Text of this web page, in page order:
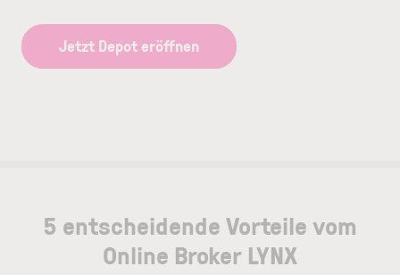
Jetzt Depot eröffnen
5 entscheidende Vorteile vom
Online Broker LYNX